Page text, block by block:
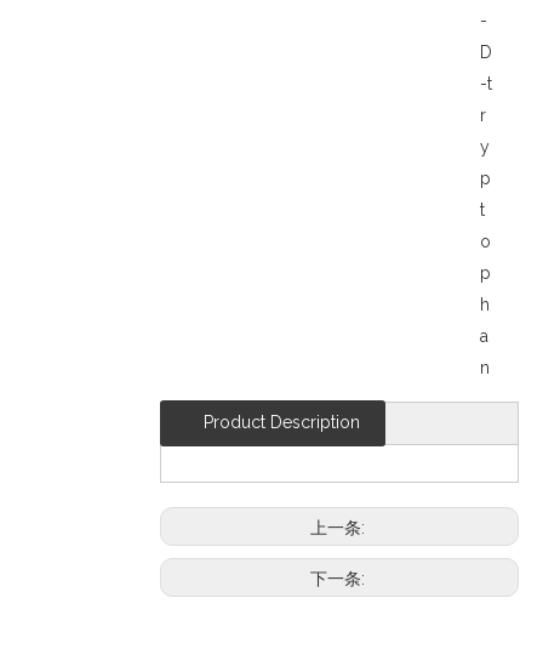
-
D
-t
r
y
p
t
o
p
h
a
n
Product Description
上一条:
下一条: